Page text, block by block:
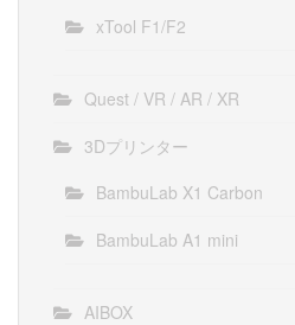
xTool F1/F2
Quest / VR / AR / XR
3Dプリンター
BambuLab X1 Carbon
BambuLab A1 mini
AIBOX